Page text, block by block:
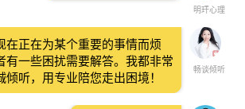
明玕心理
畅谈倾听
在正在为某个重要的事情而烦
有一些困扰需要解答。我都非常
倾听，用专业陪您走出困境！